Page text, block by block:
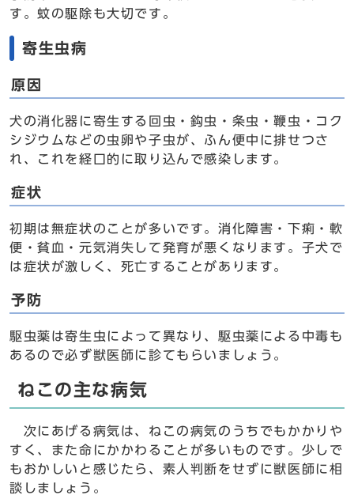
す。蚊の駆除も大切です。
寄生虫病
原因
犬の消化器に寄生する回虫・鈎虫・条虫・鞭虫・コク
シジウムなどの虫卵や子虫が、ふん便中に排せつさ
れ、これを経口的に取り込んで感染します。
症状
初期は無症状のことが多いです。消化障害・下痢・軟
便・貧血・元気消失して発育が悪くなります。子犬で
は症状が激しく、死亡することがあります。
予防
駆虫薬は寄生虫によって異なり、駆虫薬による中毒も
あるので必ず獣医師に診てもらいましょう。
ねこの主な病気
次にあげる病気は、ねこの病気のうちでもかかりや
すく、また命にかかわることが多いものです。少しで
もおかしいと感じたら、素人判断をせずに獣医師に相
談しましょう。